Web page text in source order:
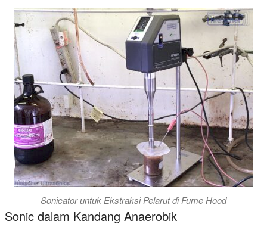
Sonicator untuk Ekstraksi Pelarut di Fume Hood
Sonic dalam Kandang Anaerobik